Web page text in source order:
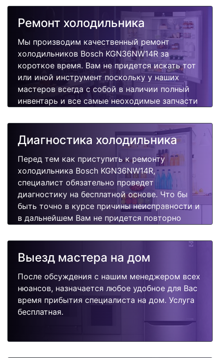
Ремонт холодильника
Мы производим качественный ремонт
холодильников Bosch KGN36NW14R за
короткое время. Вам не придется искать тот
или иной инструмент поскольку у наших
мастеров всегда с собой в наличии полный
инвентарь и все самые неоходимые запчасти
быстро, качественно и недорого.
Диагностика холодильника
Перед тем как приступить к ремонту
холодильника Bosch KGN36NW14R,
специалист обязательно проведет
диагностику на бесплатной основе. Что бы
быть точно в курсе причины неисправности и
в дальнейшем Вам не придется повторно
поломок.
Выезд мастера на дом
После обсуждения с нашим менеджером всех
нюансов, назначается любое удобное для Вас
время прибытия специалиста на дом. Услуга
бесплатная.